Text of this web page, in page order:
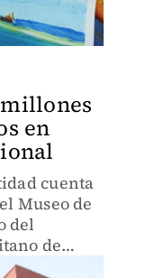
en
cuenta
Museo de
del
de